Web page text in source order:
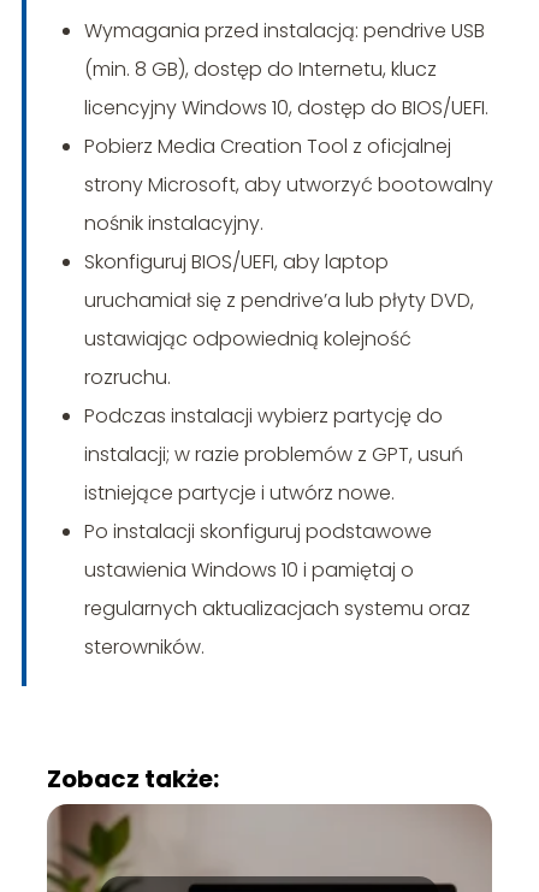
Wymagania przed instalacją: pendrive USB
(min. 8 GB), dostęp do Internetu, klucz
licencyjny Windows 10, dostęp do BIOS/UEFI.
Pobierz Media Creation Tool z oficjalnej
strony Microsoft, aby utworzyć bootowalny
nośnik instalacyjny.
Skonfiguruj BIOS/UEFI, aby laptop
uruchamiał się z pendrive’a lub płyty DVD,
ustawiając odpowiednią kolejność
rozruchu.
Podczas instalacji wybierz partycję do
instalacji; w razie problemów z GPT, usuń
istniejące partycje i utwórz nowe.
Po instalacji skonfiguruj podstawowe
ustawienia Windows 10 i pamiętaj o
regularnych aktualizacjach systemu oraz
sterowników.
Zobacz także: